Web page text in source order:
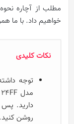
مطلب از آچاره
خواهیم داد. با ما
نکات کلیدی
توجه
دارید.
روشن کنید.